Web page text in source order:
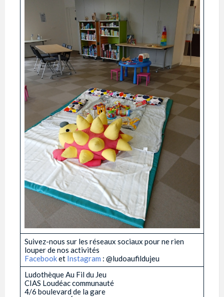
Suivez-nous sur les réseaux sociaux pour ne rien
louper de nos activités
Facebooket Instagram : @ludoaufildujeu
Ludothèque Au Fil du Jeu
CIAS Loudéac communauté
4/6 boulevard de la gare